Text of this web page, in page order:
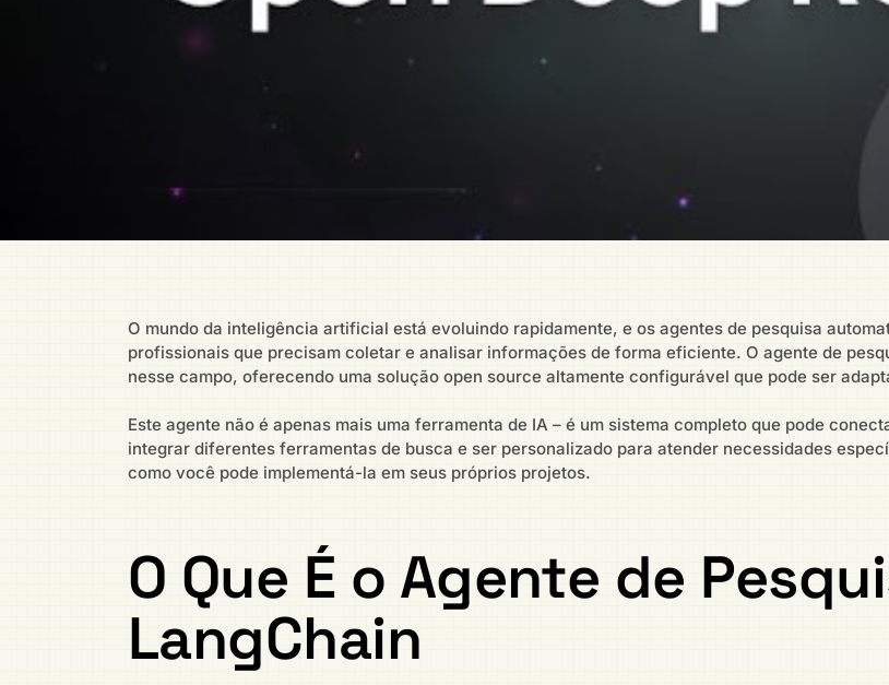
O mundo da inteligência artificial está evoluindo rapidamente, e os agentes de pesquisa
profissionais que precisam coletar e analisar informações de forma eficiente. O agente de
nesse campo, oferecendo uma solução open source altamente configurável que pode ser
Este agente não é apenas mais uma ferramenta de IA – é um sistema completo que pode
integrar diferentes ferramentas de busca e ser personalizado para atender necessidades
como você pode implementá-la em seus próprios projetos.
O Que É o Agente de
LangChain